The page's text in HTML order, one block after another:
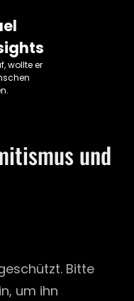
wollte er
und
Bitte
um ihn